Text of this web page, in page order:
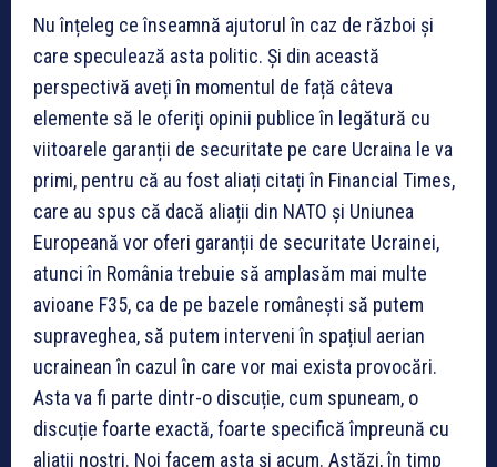
Nu înțeleg ce înseamnă ajutorul în caz de război și
care speculează asta politic. Și din această
perspectivă aveți în momentul de față câteva
elemente să le oferiți opinii publice în legătură cu
viitoarele garanții de securitate pe care Ucraina le va
primi, pentru că au fost aliați citați în Financial Times,
care au spus că dacă aliații din NATO și Uniunea
Europeană vor oferi garanții de securitate Ucrainei,
atunci în România trebuie să amplasăm mai multe
avioane F35, ca de pe bazele românești să putem
supraveghea, să putem interveni în spațiul aerian
ucrainean în cazul în care vor mai exista provocări.
Asta va fi parte dintr-o discuție, cum spuneam, o
discuție foarte exactă, foarte specifică împreună cu
aliații noștri. Noi facem asta și acum. Astăzi, în timp